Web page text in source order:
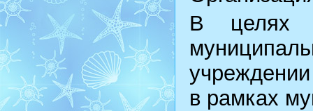
В целях
в рамках